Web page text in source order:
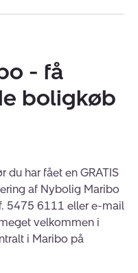
- få
boligkøb
har fået en GRATIS
af Nybolig Maribo
5475 6111 eller e-mail
velkommen i
i Maribo på